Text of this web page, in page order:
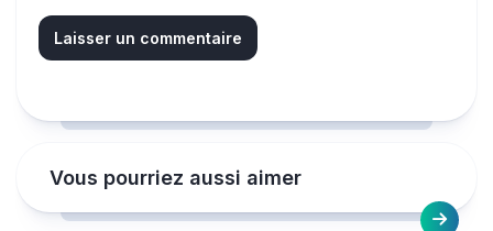
Vous pourriez aussi aimer